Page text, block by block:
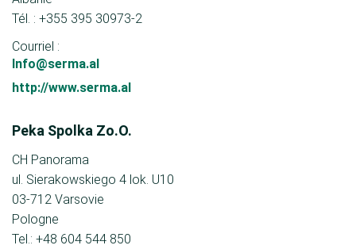
Tél. : +355 395 30973-2
Courriel :
Info@serma.al
http://www.serma.al
Peka Spolka Zo.O.
CH Panorama
ul. Sierakowskiego 4 lok. U10
03-712 Varsovie
Pologne
Tel.: +48 604 544 850